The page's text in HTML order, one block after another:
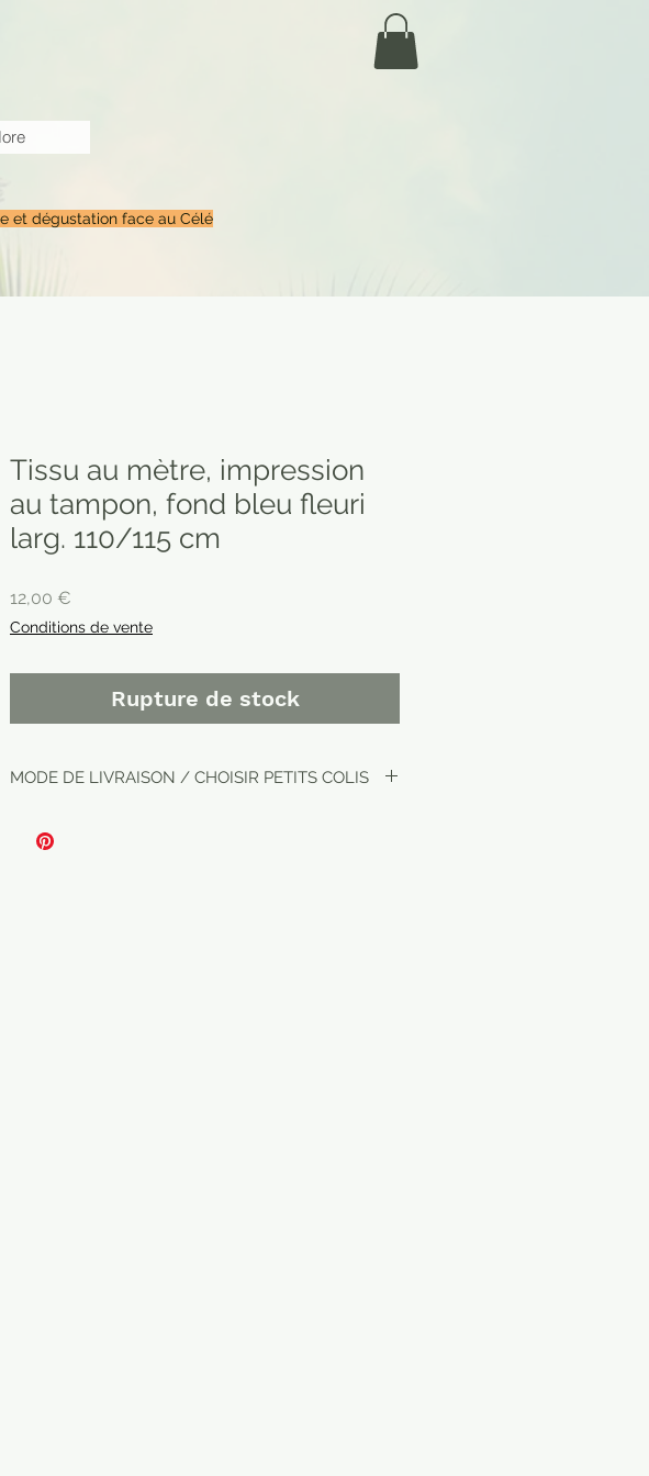
et dégustation face au Célé
Tissu au mètre, impression
au tampon, fond bleu fleuri
larg. 110/115 cm
12,00 €
Conditions de vente
Rupture de stock
MODE DE LIVRAISON / CHOISIR PETITS COLIS